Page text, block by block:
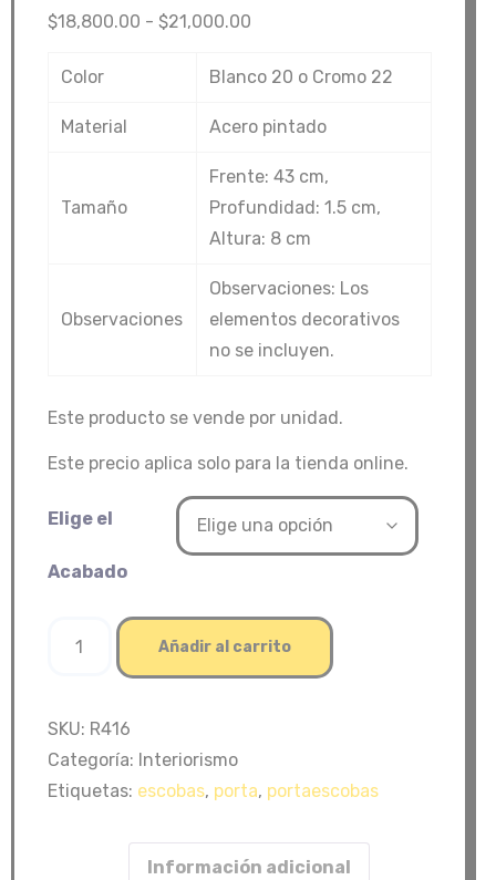
$18,800.00 - $21,000.00Rango
precios:
hasta
$21,000.00
Color Blanco 20 o Cromo 22
Material Acero pintado
Tamaño
Frente: 43 cm,
Profundidad: 1.5 cm,
Altura: 8 cm
Observaciones
Observaciones: Los
elementos decorativos
no se incluyen.
Este producto se vende por unidad.
Este precio aplica solo para la tienda online.
Elige el
Acabado
Portaescobas
cantidad
Añadir al carrito
SKU: R416
Categoría: Interiorismo
Etiquetas: escobas, porta, portaescobas
Información adicional